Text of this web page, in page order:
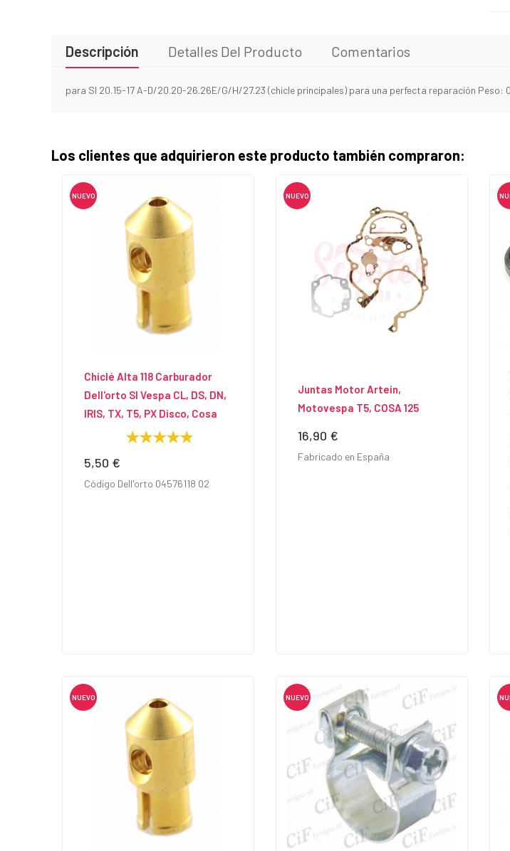
Descripción Detalles Del Producto Comentarios
para SI 20.15-17 A-D/20.20-26.26E/G/H/27.23 (chicle principales) para una perfecta reparación Peso:
Los clientes que adquirieron este producto también compraron:
NUEVO
Chiclé Alta 118 Carburador
Dell'orto SI Vespa CL, DS, DN,
IRIS, TX, T5, PX Disco, Cosa
Precio
5,50 €
Código Dell'orto 04576118 02
NUEVO
Juntas Motor Artein,
Motovespa T5, COSA 125
Precio
16,90 €
Fabricado en España
NUEVO NUEVO